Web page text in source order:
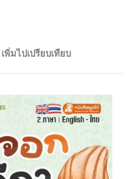
เพิ่มไปเปรียบเทียบ